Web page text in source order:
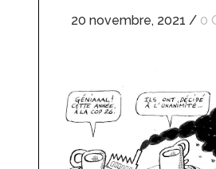
20 novembre, 2021 / 0